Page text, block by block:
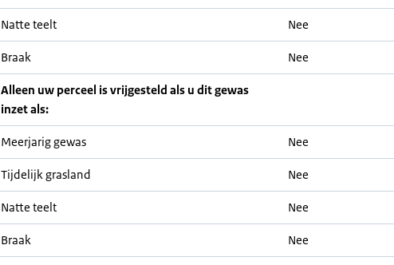
Natte teelt Nee
Braak Nee
Alleen uw perceel is vrijgesteld als u dit gewas
inzet als:
Meerjarig gewas Nee
Tijdelijk grasland Nee
Natte teelt Nee
Braak Nee